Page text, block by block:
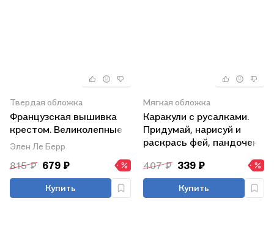
Твердая обложка
Французская вышивка
крестом. Великолепные
цветы и птицы Элен ле
Берр. 20 крупных схем
Элен Ле Берр
815 ₽ 679 ₽
Купить
Мягкая обложка
Каракули с русалками.
Придумай, нарисуй и
раскрась фей, пандочек,
407 ₽ 339 ₽
Купить